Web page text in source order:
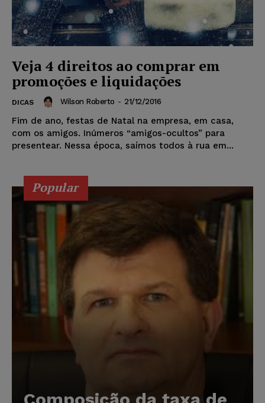
Veja 4 direitos ao comprar em
promoções e liquidações
DICAS Wilson Roberto - 21/12/2016
Fim de ano, festas de Natal na empresa, em casa,
com os amigos. Inúmeros “amigos-ocultos” para
presentear. Nessa época, saímos todos à rua em...
Popular